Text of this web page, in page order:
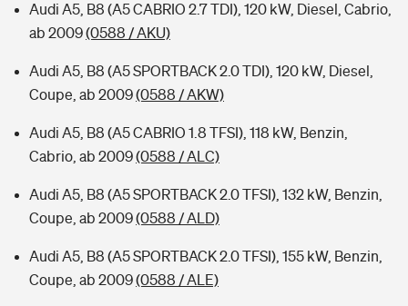
Audi A5, B8 (A5 CABRIO 2.7 TDI), 120 kW, Diesel, Cabrio,
ab 2009(0588 / AKU)
Audi A5, B8 (A5 SPORTBACK 2.0 TDI), 120 kW, Diesel,
Coupe, ab 2009(0588 / AKW)
Audi A5, B8 (A5 CABRIO 1.8 TFSI), 118 kW, Benzin,
Cabrio, ab 2009(0588 / ALC)
Audi A5, B8 (A5 SPORTBACK 2.0 TFSI), 132 kW, Benzin,
Coupe, ab 2009(0588 / ALD)
Audi A5, B8 (A5 SPORTBACK 2.0 TFSI), 155 kW, Benzin,
Coupe, ab 2009(0588 / ALE)